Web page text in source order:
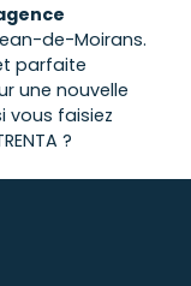
de-Moirans.
parfaite
une nouvelle
vous faisiez
?